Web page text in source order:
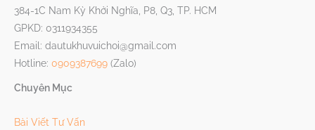
384-1C Nam Kỳ Khởi Nghĩa, P8, Q3, TP. HCM
GPKD: 0311934355
Email: dautukhuvuichoi@gmail.com
Hotline: 0909387699 (Zalo)
Chuyên Mục
Bài Viết Tư Vấn